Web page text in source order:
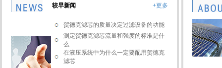
较早新闻 +更多
贺德克滤芯的质量决定过滤设备的功能
测定贺德克滤芯流量和强度的标准是什
么
在液压系统中为什么一定要配用贺德克
滤芯